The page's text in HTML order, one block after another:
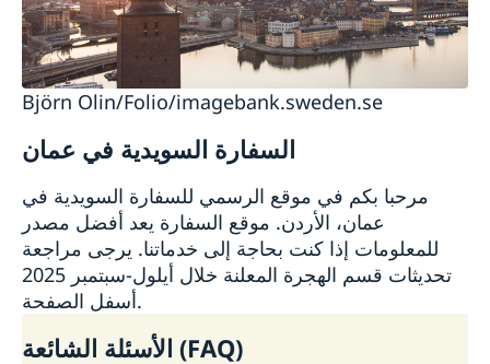
Björn Olin/Folio/imagebank.sweden.se
السفارة السويدية في عمان
مرحبا بكم في موقع الرسمي للسفارة السويدية في
عمان، الأردن. موقع السفارة يعد أفضل مصدر
للمعلومات إذا كنت بحاجة إلى خدماتنا. يرجى مراجعة
تحديثات قسم الهجرة المعلنة خلال أيلول-سبتمبر 2025
أسفل الصفحة.
الأسئلة الشائعة (FAQ)